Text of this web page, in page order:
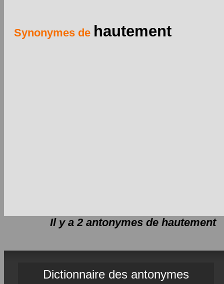
Synonymes de hautement
Il y a 2 antonymes de hautement
Dictionnaire des antonymes